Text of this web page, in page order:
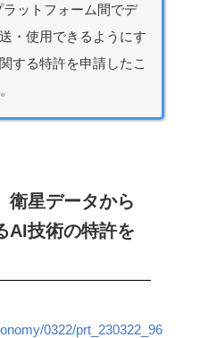
ットフォーム間でデ
・使用できるようにす
する特許を申請したこ
衛星データから
AI技術の特許を
0322/prt_230322_96